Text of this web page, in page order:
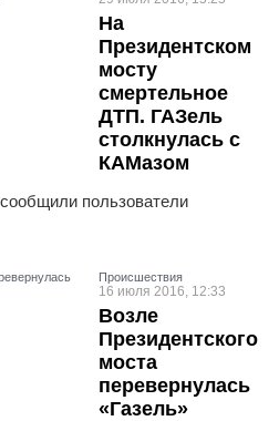
На
Президентском
мосту
смертельное
ДТП. ГАЗель
столкнулась с
КАМазом
пользователи
Проиcшествия
16 июля 2016, 12:33
Возле
Президентского
моста
перевернулась
«Газель»